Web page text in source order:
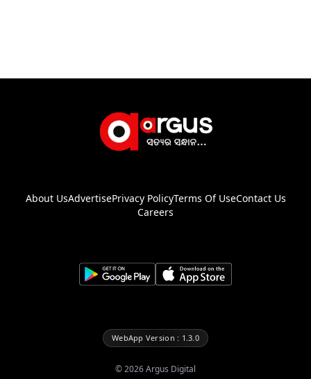
About UsAdvertisePrivacy PolicyTerms Of UseContact Us
Careers
WebApp Version : 1.3.0
©2026Argus Digital